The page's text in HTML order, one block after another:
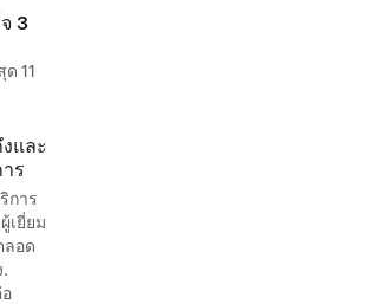
3
11
และ
ร
การ
เยี่ยม
อด